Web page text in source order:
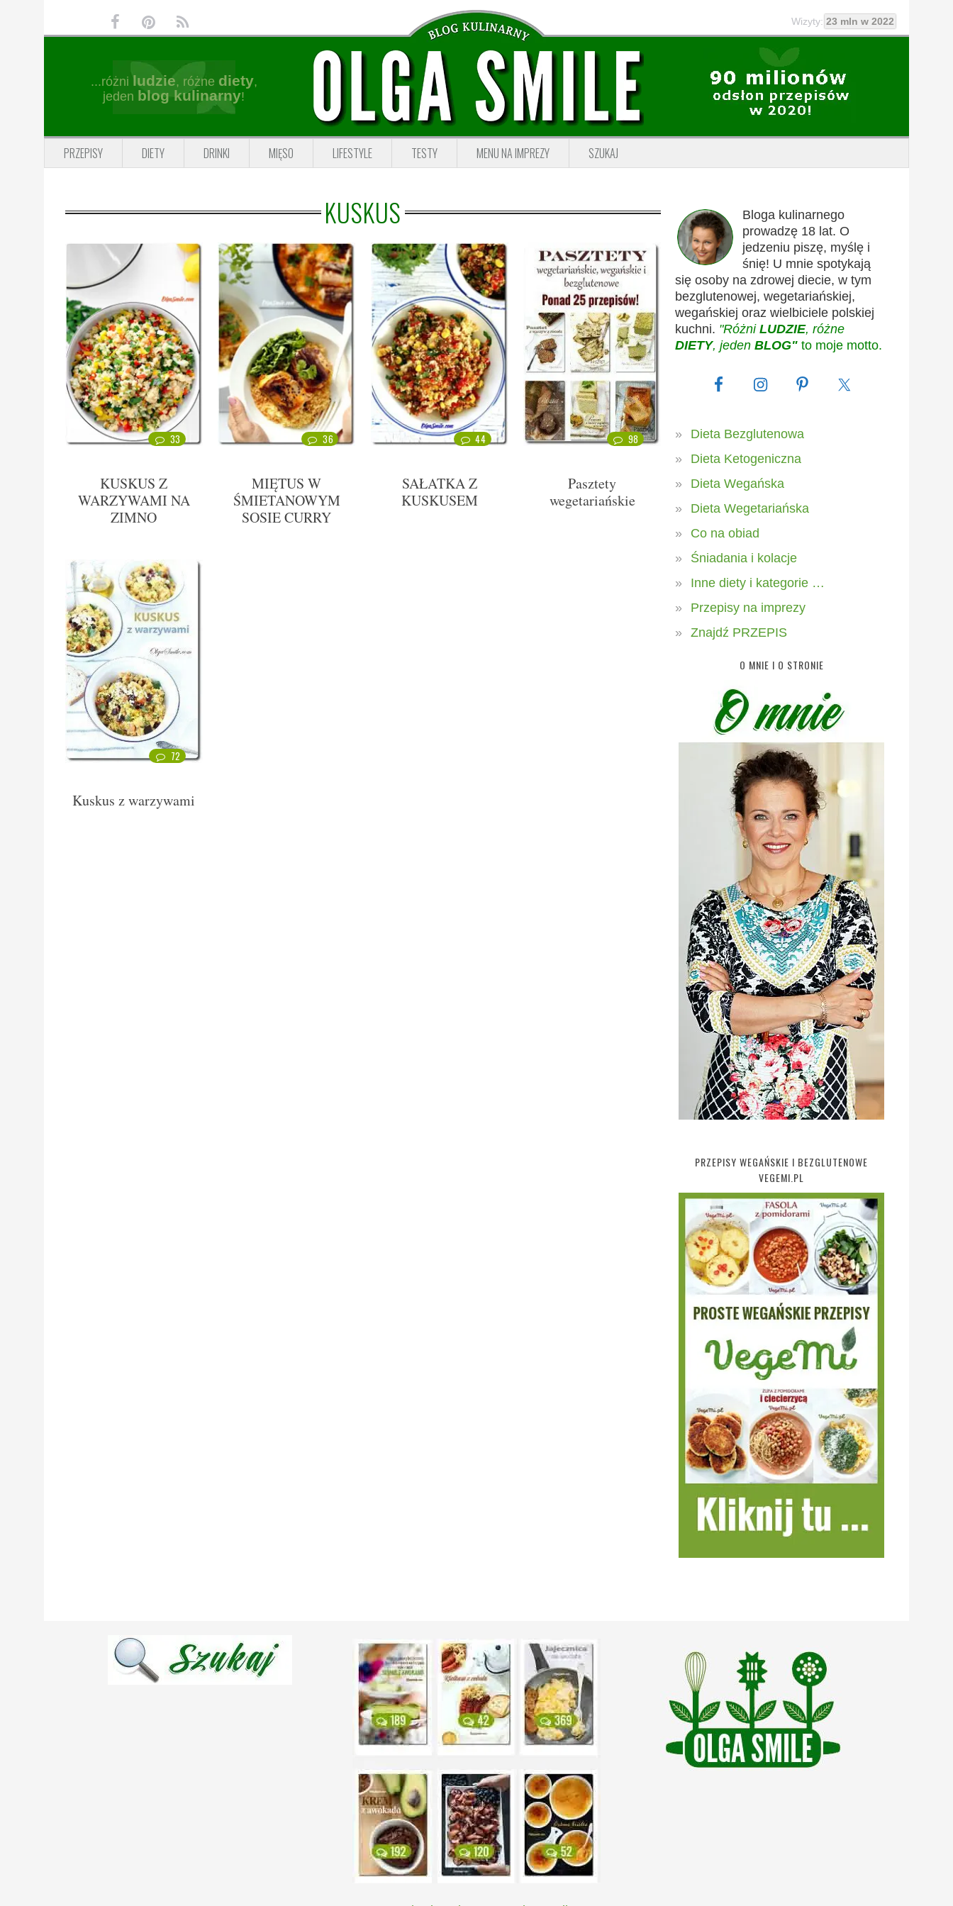
Wizyty: 23 mln w 2022
...różni ludzie, różne diety,
jeden blog kulinarny!
PRZEPISY DIETY DRINKI MIĘSO LIFESTYLE TESTY MENU NA IMPREZY SZUKAJ
KUSKUS
33
KUSKUS Z
WARZYWAMI NA
ZIMNO
36
MIĘTUS W
ŚMIETANOWYM
SOSIE CURRY
44
SAŁATKA Z
KUSKUSEM
98
Pasztety
wegetariańskie
72
Kuskus z warzywami
Bloga kulinarnego
prowadzę 18 lat. O
jedzeniu piszę, myślę i
śnię! U mnie spotykają
się osoby na zdrowej diecie, w tym
bezglutenowej, wegetariańskiej,
wegańskiej oraz wielbiciele polskiej
kuchni. "Różni LUDZIE, różne
DIETY, jeden BLOG" to moje motto.
Dieta Bezglutenowa
Dieta Ketogeniczna
Dieta Wegańska
Dieta Wegetariańska
Co na obiad
Śniadania i kolacje
Inne diety i kategorie …
Przepisy na imprezy
Znajdź PRZEPIS
O MNIE I O STRONIE
PRZEPISY WEGAŃSKIE I BEZGLUTENOWE
VEGEMI.PL